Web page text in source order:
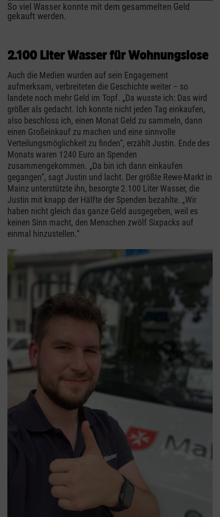
So viel Wasser konnte mit dem gesammelten Geld
gekauft werden.
2.100 Liter Wasser für Wohnungslose
Auch die Medien wurden auf sein Engagement
aufmerksam, verbreiteten die Geschichte weiter – so
landete noch mehr Geld im Topf. „Da wusste ich: Das wird
größer als gedacht. Ich konnte nicht jeden Tag einkaufen,
also beschloss ich, einen Monat Geld zu sammeln, dann
einen Großeinkauf zu machen und eine sinnvolle
Verteilungsmöglichkeit zu finden“, erzählt Justin. Ende des
Monats waren 1240 Euro an Spenden
zusammengekommen. „Da bin ich dann einkaufen
gegangen“, sagt Justin und lacht. Der größte Rewe-Markt in
Mainz unterstützte ihn, besorgte 2.100 Liter Wasser, die
Justin mit knapp der Hälfte der Spenden bezahlte. „Wir
haben nicht gleich das ganze Geld ausgegeben, weil es
keinen Sinn macht, den Menschen zwölf Sixpacks auf
einmal hinzustellen.“